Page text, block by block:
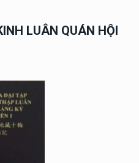
LUÂN QUÁN HỘI